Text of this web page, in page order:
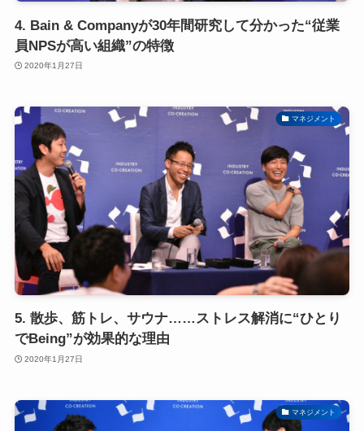
4. Bain & Companyが30年間研究して分かった“従業
員NPSが高い組織”の特徴
2020年1月27日
マネジメント
5. 散歩、筋トレ、サウナ……ストレス解消に“ひとり
でBeing”が効果的な理由
2020年1月27日
マネジメント